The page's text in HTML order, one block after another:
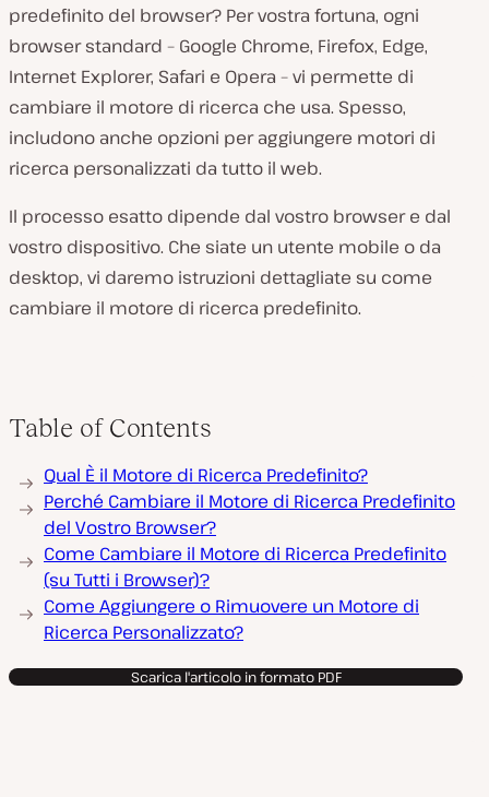
predefinito del browser? Per vostra fortuna, ogni
browser standard – Google Chrome, Firefox, Edge,
Internet Explorer, Safari e Opera – vi permette di
cambiare il motore di ricerca che usa. Spesso,
includono anche opzioni per aggiungere motori di
ricerca personalizzati da tutto il web.
Il processo esatto dipende dal vostro browser e dal
vostro dispositivo. Che siate un utente mobile o da
desktop, vi daremo istruzioni dettagliate su come
cambiare il motore di ricerca predefinito.
Table of Contents
Qual È il Motore di Ricerca Predefinito?
Perché Cambiare il Motore di Ricerca Predefinito
del Vostro Browser?
Come Cambiare il Motore di Ricerca Predefinito
(su Tutti i Browser)?
Come Aggiungere o Rimuovere un Motore di
Ricerca Personalizzato?
Scarica l'articolo in formato PDF